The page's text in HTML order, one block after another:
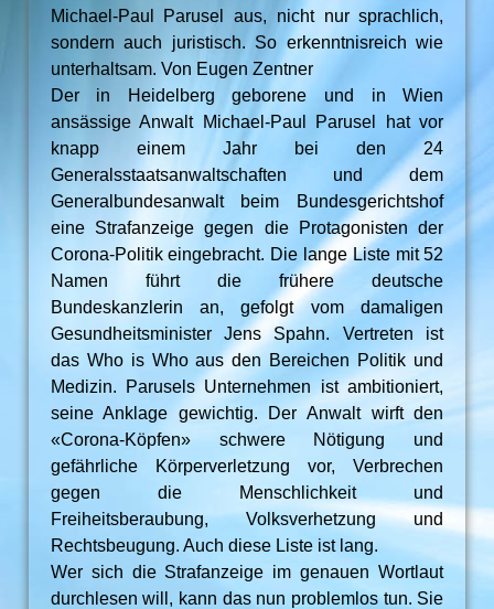
Michael-Paul Parusel aus, nicht nur sprachlich,
sondern auch juristisch. So erkenntnisreich wie
unterhaltsam. Von Eugen Zentner
Der in Heidelberg geborene und in Wien
ansässige Anwalt Michael-Paul Parusel hat vor
knapp einem Jahr bei den 24
Generalsstaatsanwaltschaften und dem
Generalbundesanwalt beim Bundesgerichtshof
eine Strafanzeige gegen die Protagonisten der
Corona-Politik eingebracht. Die lange Liste mit 52
Namen führt die frühere deutsche
Bundeskanzlerin an, gefolgt vom damaligen
Gesundheitsminister Jens Spahn. Vertreten ist
das Who is Who aus den Bereichen Politik und
Medizin. Parusels Unternehmen ist ambitioniert,
seine Anklage gewichtig. Der Anwalt wirft den
«Corona-Köpfen» schwere Nötigung und
gefährliche Körperverletzung vor, Verbrechen
gegen die Menschlichkeit und
Freiheitsberaubung, Volksverhetzung und
Rechtsbeugung. Auch diese Liste ist lang.
Wer sich die Strafanzeige im genauen Wortlaut
durchlesen will, kann das nun problemlos tun. Sie